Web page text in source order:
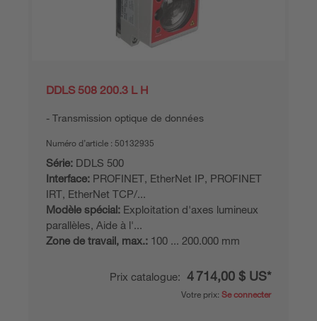
DDLS 508 200.3 L H
Transmission optique de données
Numéro d’article : 50132935
Série: DDLS 500
Interface: PROFINET, EtherNet IP, PROFINET
IRT, EtherNet TCP/...
Modèle spécial: Exploitation d'axes lumineux
parallèles, Aide à l'...
Zone de travail, max.: 100 ... 200.000 mm
Prix catalogue: 4 714,00 $ US*
Votre prix: Se connecter